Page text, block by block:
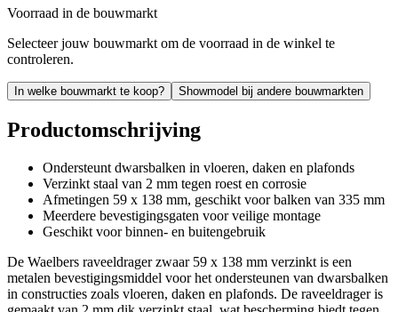
Voorraad in de bouwmarkt
Selecteer jouw bouwmarkt om de voorraad in de winkel te
controleren.
In welke bouwmarkt te koop? Showmodel bij andere bouwmarkten
Productomschrijving
Ondersteunt dwarsbalken in vloeren, daken en plafonds
Verzinkt staal van 2 mm tegen roest en corrosie
Afmetingen 59 x 138 mm, geschikt voor balken van 335 mm
Meerdere bevestigingsgaten voor veilige montage
Geschikt voor binnen- en buitengebruik
De Waelbers raveeldrager zwaar 59 x 138 mm verzinkt is een
metalen bevestigingsmiddel voor het ondersteunen van dwarsbalken
in constructies zoals vloeren, daken en plafonds. De raveeldrager is